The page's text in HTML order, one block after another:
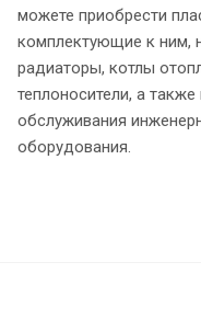
можете приобрести
комплектующие к ним,
радиаторы, котлы
теплоносители, а
обслуживания
оборудования.